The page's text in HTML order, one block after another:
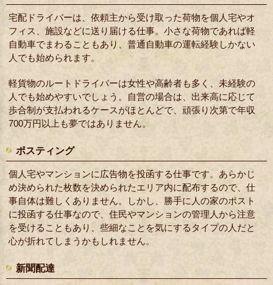
宅配ドライバーは、依頼主から受け取った荷物を個人宅やオ
フィス、施設などに送り届ける仕事。小さな荷物であれば軽
自動車でまわることもあり、普通自動車の運転経験しかない
人でも始められます。
軽貨物のルートドライバーは女性や高齢者も多く、未経験の
人でも始めやすいでしょう。自営の場合は、出来高に応じて
歩合制が支払われるケースがほとんどで、頑張り次第で年収
700万円以上も夢ではありません。
ポスティング
個人宅やマンションに広告物を投函する仕事です。あらかじ
め決められた枚数を決められたエリア内に配布するので、仕
事自体は難しくありません。しかし、勝手に人の家のポスト
に投函する仕事なので、住民やマンションの管理人から注意
を受けることもあり、些細なことを気にするタイプの人だと
心が折れてしまうかもしれません。
新聞配達